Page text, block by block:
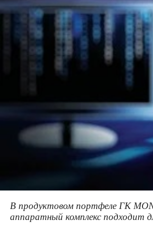
В продуктовом портфеле ГК
аппаратный комплекс подходит